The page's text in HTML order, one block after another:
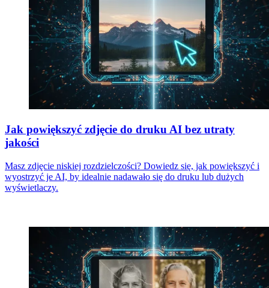
Jak powiększyć zdjęcie do druku AI bez utraty
jakości
Masz zdjęcie niskiej rozdzielczości? Dowiedz się, jak powiększyć i
wyostrzyć je AI, by idealnie nadawało się do druku lub dużych
wyświetlaczy.